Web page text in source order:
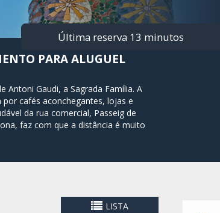
PARA ALUGUEL
Antoni Gaudi, a Sagrada Família. A
cafés aconchegantes, lojas e
da rua comercial, Passeig de
​​faz com que a distância é muito
mundo de Gaudí.
LISTA
Última reserva 13 minutos